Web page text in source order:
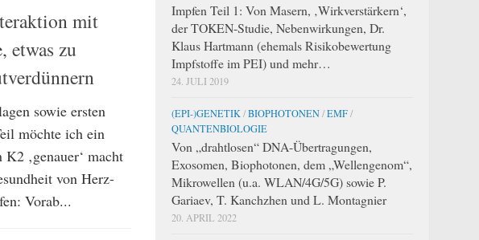
mit
zu
sowie ersten
möchte ich ein
‚genauer‘ macht
von Herz-
Vorab...
Impfen Teil 1: Von Masern, ‚Wirkverstärkern‘,
der TOKEN-Studie, Nebenwirkungen, Dr.
Klaus Hartmann (ehemals Risikobewertung
Impfstoffe im PEI) und mehr…
24. JULI 2019
(EPI-)GENETIK /BIOPHOTONEN/EMF/
QUANTENBIOLOGIE
Von „drahtlosen“ DNA-Übertragungen,
Exosomen, Biophotonen, dem „Wellengenom“,
Mikrowellen (u.a. WLAN/4G/5G) sowie P.
Gariaev, T. Kanchzhen und L. Montagnier
20. APRIL 2022